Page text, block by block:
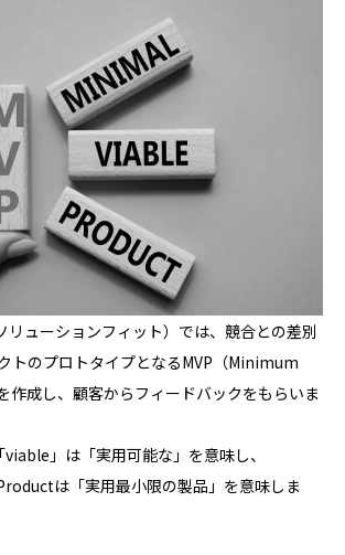
リューションフィット）では、競合との差別
トのプロトタイプとなるMVP（Minimum
成し、顧客からフィードバックをもらいま
viable」は「実用可能な」を意味し、
は「実用最小限の製品」を意味しま